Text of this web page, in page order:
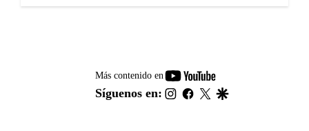
Más contenido en
youtube-
footer
Síguenos en: instagram
facebook
twitter